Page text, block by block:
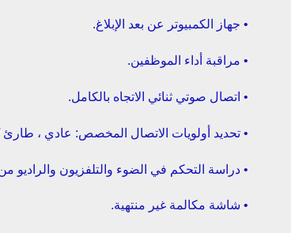
• جهاز الكمبيوتر عن بعد الإبلاغ.
• مراقبة أداء الموظفين.
• اتصال صوتي ثنائي الاتجاه بالكامل.
• تحديد أولويات الاتصال المخصص: عادي ،
• دراسة التحكم في الضوء والتلفزيون
• شاشة مكالمة غير منتهية.